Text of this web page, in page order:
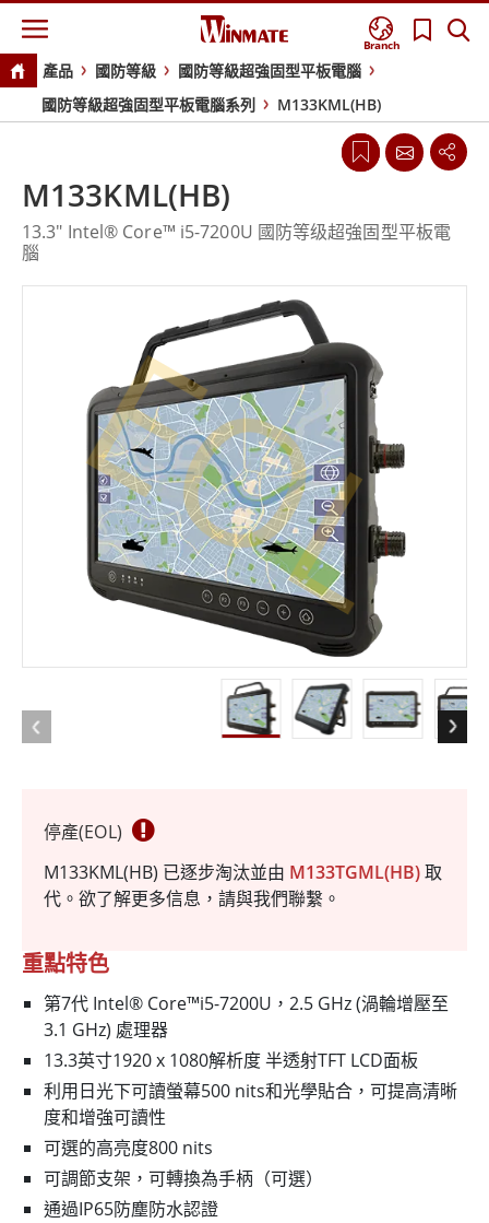
Branch
產品 國防等級
國防等級超強固型平板電腦
國防等級超強固型平板電腦系列
M133KML(HB)
停產(EOL)
M133KML(HB) 已逐步淘汰並由 M133TGML(HB)取
代。欲了解更多信息，請與我們聯繫。
重點特色
第7代 Intel® Core™i5-7200U，2.5 GHz (渦輪增壓至
3.1 GHz) 處理器
13.3英寸1920 x 1080解析度 半透射TFT LCD面板
利用日光下可讀螢幕500 nits和光學貼合，可提高清晰
度和增強可讀性
可選的高亮度800 nits
可調節支架，可轉換為手柄（可選）
通過IP65防塵防水認證
M133KML(HB)
13.3" Intel® Core™ i5-7200U 國防等级超強固型平板電
腦
EOL